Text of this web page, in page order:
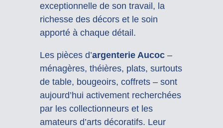
exceptionnelle de son travail, la
richesse des décors et le soin
apporté à chaque détail.
Les pièces d’argenterie Aucoc–
ménagères, théières, plats, surtouts
de table, bougeoirs, coffrets – sont
aujourd’hui activement recherchées
par les collectionneurs et les
amateurs d’arts décoratifs. Leur